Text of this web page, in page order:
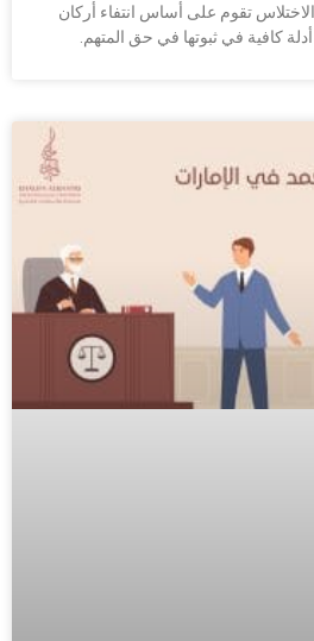
تقوم على أساس انتفاء أركان
كافية في ثبوتها في حق المتهم.